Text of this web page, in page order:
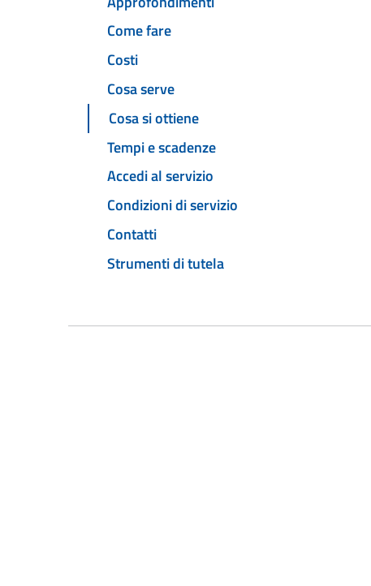
Come fare
Costi
Cosa serve
Cosa si ottiene
Tempi e scadenze
Accedi al servizio
Condizioni di servizio
Contatti
Strumenti di tutela